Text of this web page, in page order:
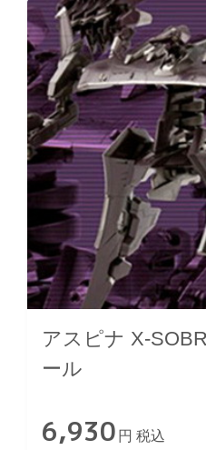
アスピナ X-
ール
6,930 円 税込